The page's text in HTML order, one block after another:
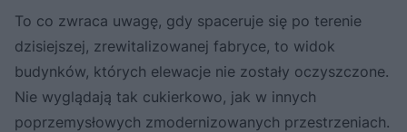
To co zwraca uwagę, gdy spaceruje się po terenie
dzisiejszej, zrewitalizowanej fabryce, to widok
budynków, których elewacje nie zostały oczyszczone.
Nie wyglądają tak cukierkowo, jak w innych
poprzemysłowych zmodernizowanych przestrzeniach.